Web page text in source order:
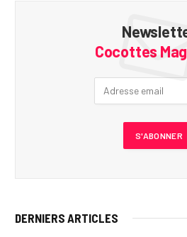
Cocottes
DERNIERS ARTICLES